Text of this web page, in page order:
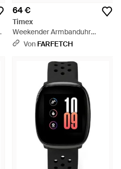
64 €
Timex
Weekender Armbanduhr
40Mm - Schwarz
Von FARFETCH